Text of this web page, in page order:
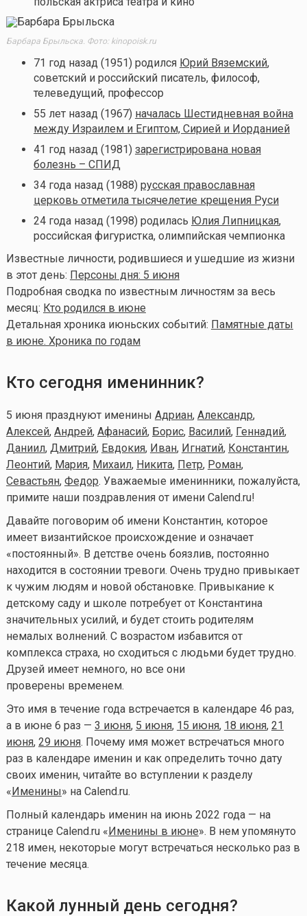
Барбара Брыльска. Фото: kinopoisk.ru
71 год назад (1951) родился Юрий Вяземский,
советский и российский писатель, философ,
телеведущий, профессор
55 лет назад (1967) началась Шестидневная война
между Израилем и Египтом, Сирией и Иорданией
41 год назад (1981) зарегистрирована новая
болезнь – СПИД
34 года назад (1988) русская православная
церковь отметила тысячелетие крещения Руси
24 года назад (1998) родилась Юлия Липницкая,
российская фигуристка, олимпийская чемпионка
Известные личности, родившиеся и ушедшие из жизни
в этот день: Персоны дня: 5 июня
Подробная сводка по известным личностям за весь
месяц: Кто родился в июне
Детальная хроника июньских событий: Памятные даты
в июне. Хроника по годам
Кто сегодня именинник?
5 июня празднуют именины Адриан, Александр,
Алексей, Андрей, Афанасий, Борис, Василий, Геннадий,
Даниил, Дмитрий, Евдокия, Иван, Игнатий, Константин,
Леонтий, Мария, Михаил, Никита, Петр, Роман,
Севастьян, Федор. Уважаемые именинники, пожалуйста,
примите наши поздравления от имени Calend.ru!
Давайте поговорим об имени Константин, которое
имеет византийское происхождение и означает
«постоянный». В детстве очень боязлив, постоянно
находится в состоянии тревоги. Очень трудно привыкает
к чужим людям и новой обстановке. Привыкание к
детскому саду и школе потребует от Константина
значительных усилий, и будет стоить родителям
немалых волнений. С возрастом избавится от
комплекса страха, но сходиться с людьми будет трудно.
Друзей имеет немного, но все они
проверены временем.
Это имя в течение года встречается в календаре 46 раз,
а в июне 6 раз — 3 июня, 5 июня, 15 июня, 18 июня, 21
июня, 29 июня. Почему имя может встречаться много
раз в календаре именин и как определить точно дату
своих именин, читайте во вступлении к разделу
«Именины» на Calend.ru.
Полный календарь именин на июнь 2022 года — на
странице Calend.ru «Именины в июне». В нем упомянуто
218 имен, некоторые могут встречаться несколько раз в
течение месяца.
Какой лунный день сегодня?